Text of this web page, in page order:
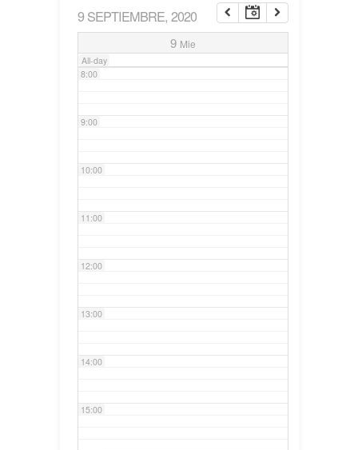
9 SEPTIEMBRE, 2020
9 Mie
All-day
7:00
8:00
9:00
10:00
11:00
12:00
13:00
14:00
15:00